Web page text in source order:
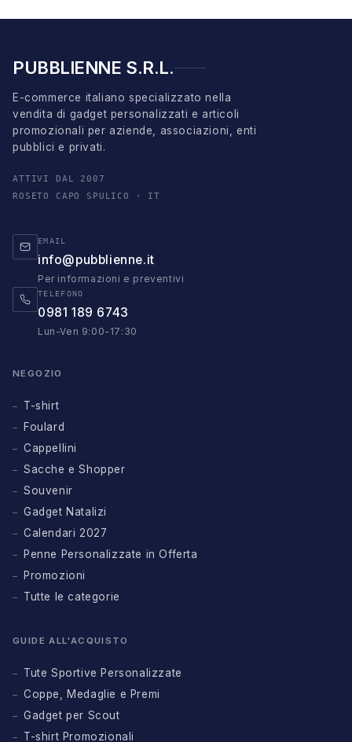
PUBBLIENNE S.R.L.
E-commerce italiano specializzato nella
vendita di gadget personalizzati e articoli
promozionali per aziende, associazioni, enti
pubblici e privati.
ATTIVI DAL 2007
ROSETO CAPO SPULICO · IT
EMAIL
info@pubblienne.it
Per informazioni e preventivi
TELEFONO
0981 189 6743
Lun-Ven 9:00-17:30
NEGOZIO
T-shirt
Foulard
Cappellini
Sacche e Shopper
Souvenir
Gadget Natalizi
Calendari 2027
Penne Personalizzate in Offerta
Promozioni
Tutte le categorie
GUIDE ALL'ACQUISTO
Tute Sportive Personalizzate
Coppe, Medaglie e Premi
Gadget per Scout
T-shirt Promozionali